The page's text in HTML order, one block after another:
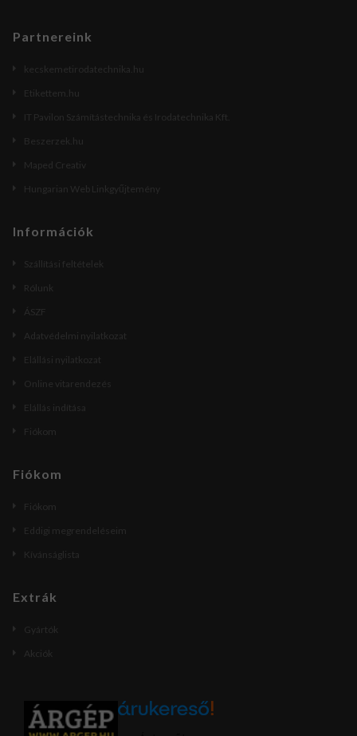
Partnereink
kecskemetirodatechnika.hu
Etikettem.hu
IT Pavilon Számítástechnika és Irodatechnika Kft.
Beszerzek.hu
Maped Creativ
Hungarian Web Linkgyűjtemény
Információk
Szállítási feltételek
Rólunk
ÁSZF
Adatvédelmi nyilatkozat
Elállási nyilatkozat
Online vitarendezés
Elállás indítása
Fiókom
Fiókom
Fiókom
Eddigi megrendeléseim
Kívánságlista
Extrák
Gyártók
Akciók